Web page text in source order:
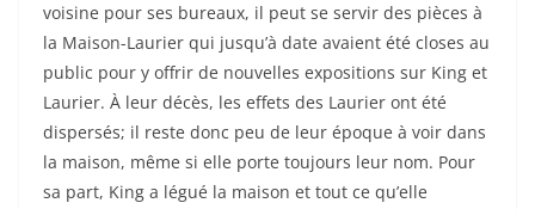
voisine pour ses bureaux, il peut se servir des pièces à
la Maison-Laurier qui jusqu’à date avaient été closes au
public pour y offrir de nouvelles expositions sur King et
Laurier. À leur décès, les effets des Laurier ont été
dispersés; il reste donc peu de leur époque à voir dans
la maison, même si elle porte toujours leur nom. Pour
sa part, King a légué la maison et tout ce qu’elle